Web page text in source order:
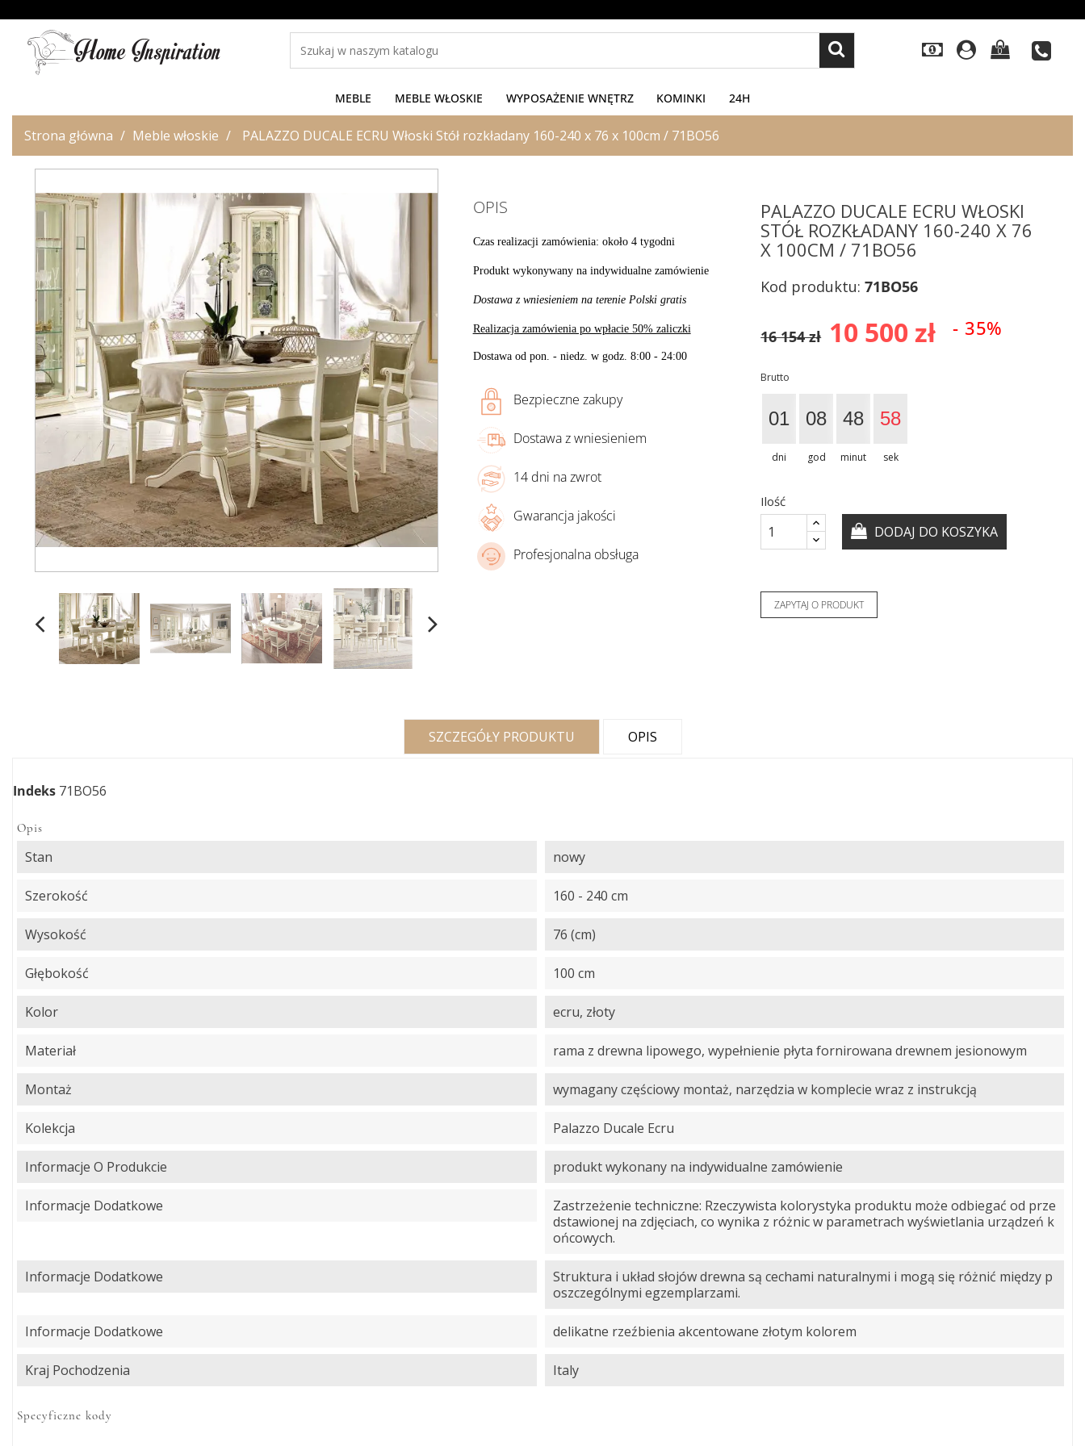
0
MEBLE MEBLE WŁOSKIE WYPOSAŻENIE WNĘTRZ KOMINKI 24H
Strona główna Meble włoskie PALAZZO DUCALE ECRU Włoski Stół rozkładany 160-240 x 76 x 100cm / 71BO56
OPIS
Czas realizacji zamówienia: około 4 tygodni
Produkt wykonywany na indywidualne zamówienie
Dostawa z wniesieniem na terenie Polski gratis
Realizacja zamówienia po wpłacie 50% zaliczki
Dostawa od pon. - niedz. w godz. 8:00 - 24:00
Bezpieczne zakupy
Dostawa z wniesieniem
14 dni na zwrot
Gwarancja jakości
Profesjonalna obsługa
PALAZZO DUCALE ECRU WŁOSKI
STÓŁ ROZKŁADANY 160-240 X 76
X 100CM / 71BO56
Kod produktu:71BO56
10 500 zł - 35%
16 154 zł
Brutto
01
dni
08
god
48
minut
57
sek
Ilość
DODAJ DO KOSZYKA
ZAPYTAJ O PRODUKT
SZCZEGÓŁY PRODUKTU OPIS
Indeks 71BO56
Opis
Stan nowy
Szerokość 160 - 240 cm
Wysokość 76 (cm)
Głębokość 100 cm
Kolor ecru, złoty
Materiał rama z drewna lipowego, wypełnienie płyta fornirowana drewnem jesionowym
Montaż wymagany częściowy montaż, narzędzia w komplecie wraz z instrukcją
Kolekcja Palazzo Ducale Ecru
Informacje O Produkcie produkt wykonany na indywidualne zamówienie
Informacje Dodatkowe
Zastrzeżenie techniczne: Rzeczywista kolorystyka produktu może odbiegać od prze
dstawionej na zdjęciach, co wynika z różnic w parametrach wyświetlania urządzeń k
ońcowych.
Informacje Dodatkowe
Struktura i układ słojów drewna są cechami naturalnymi i mogą się różnić między p
oszczególnymi egzemplarzami.
Informacje Dodatkowe delikatne rzeźbienia akcentowane złotym kolorem
Kraj Pochodzenia Italy
Specyficzne kody